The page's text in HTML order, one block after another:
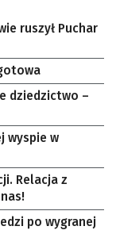
ruszył Puchar
dziedzictwo –
wyspie w
Relacja z
po wygranej